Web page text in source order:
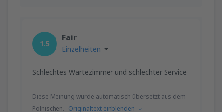
1.5
Fair
Einzelheiten
Schlechtes Wartezimmer und schlechter Service
Diese Meinung wurde automatisch übersetzt aus dem
Polnischen. Originaltext einblenden